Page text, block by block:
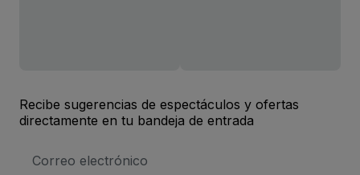
Recibe sugerencias de espectáculos y ofertas
directamente en tu bandeja de entrada
de